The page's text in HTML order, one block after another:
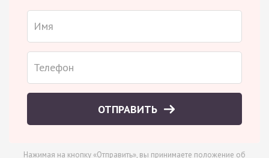
ОТПРАВИТЬ
Нажимая на кнопку «Отправить», вы принимаете положение об